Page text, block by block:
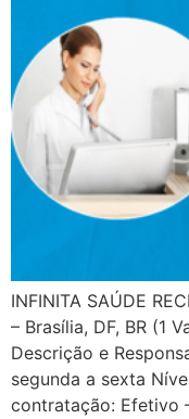
INFINITA SAÚDE
– Brasília, DF, BR (1
Descrição e
segunda a sexta
contratação: Efetivo